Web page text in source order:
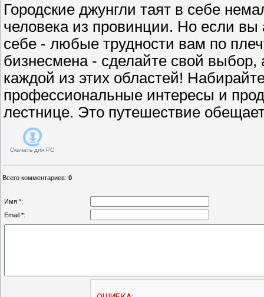
Городские джунгли таят в себе
человека из провинции. Но если
себе - любые трудности вам по
бизнесмена - сделайте свой
каждой из этих областей!
профессиональные интересы и
лестнице. Это путешествие
Скачать для PC
Всего комментариев: 0
Имя *:
Email *: